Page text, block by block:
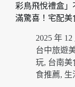
推
薦・
宇
航
空
合
彩鳥飛悅禮盒
滿驚喜！宅配美
2025 年 12
台中旅遊
玩, 台南美
食推薦, 生